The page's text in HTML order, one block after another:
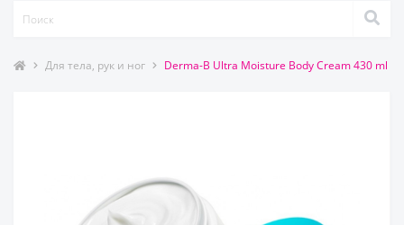
Для тела, рук и ног Derma-B Ultra Moisture Body Cream 430 ml